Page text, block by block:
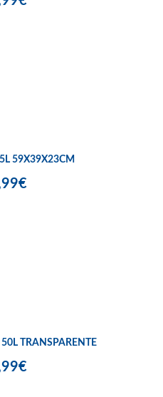
59X39X23CM
TRANSPARENTE